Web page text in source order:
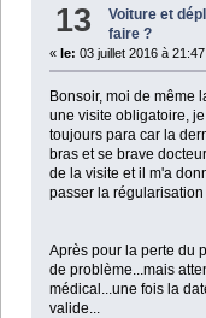
13 Voiture et
faire ?
« le: 03 juillet 2016 à
Bonsoir, moi de même
une visite obligatoire,
toujours para car la
bras et se brave
de la visite et il m'a
passer la régularisation
Après pour la perte du
de problème...mais
médical...une fois la
valide...